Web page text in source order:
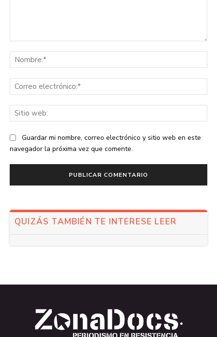
Guardar mi nombre, correo electrónico y sitio web en este
navegador la próxima vez que comente.
QUIZÁS TAMBIÉN TE INTERESE LEER
.
.